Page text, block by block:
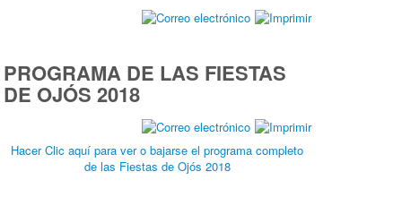
PROGRAMA DE LAS FIESTAS
DE OJÓS 2018
Hacer Clic aquí para ver o bajarse el programa completo
de las Fiestas de Ojós 2018